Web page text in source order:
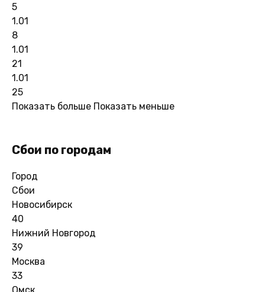
5
1.01
8
1.01
21
1.01
25
Показать больше Показать меньше
Сбои по городам
Город
Сбои
Новосибирск
40
Нижний Новгород
39
Москва
33